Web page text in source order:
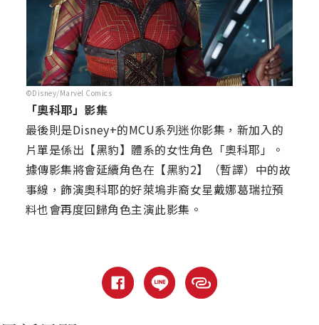
©Disney/Marvel Comics
「奧科耶」影集
最後則是Disney+的MCU系列迷你影集，新加入的
片單是係出【黑豹】體系的女性角色「奧科耶」。
據傳影集將會延續角色在【黑豹2】（暫譯）中的故
事線，飾演奧科耶的好萊塢非裔女星戴娜葛瑞拉預
料也會再度回歸角色主演此影集。